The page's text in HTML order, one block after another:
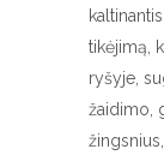
tikėjimą,
ryšyje,
žaidimo,